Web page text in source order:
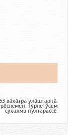
вӑхӑтра улӑштарнӑ.
Тӳрлетӳсем
ҫухалма пултараҫҫӗ.